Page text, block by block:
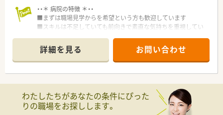
・・＊ 病院の特徴 ＊・・
■まずは職場見学からを希望という方も歓迎しています
■スキルは不足していても前向きで素直な気持ちを重視してい
■職種関係なく勉強会を月1回開催、また職員交流の一環でバー
ベキューや運動会などを開催しています。院内の職員同士のコ
ミュニケーションを活発的です♪
詳細を見る お問い合わせ
わたしたちがあなたの条件にぴった
りの職場をお探しします。